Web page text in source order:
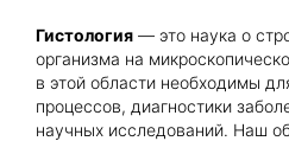
Гистология — это наука о
организма на
в этой области необходимы
процессов, диагностики
научных исследований. Наш